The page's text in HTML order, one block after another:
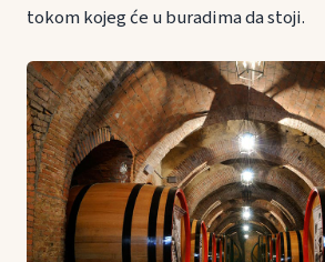
tokom kojeg će u buradima da stoji.